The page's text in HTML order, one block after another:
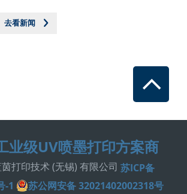
去看新闻
去看新闻
业级UV喷墨打印方案商
打印技术 (无锡) 有限公司 苏ICP备
-1
苏公网安备 32021402002318号